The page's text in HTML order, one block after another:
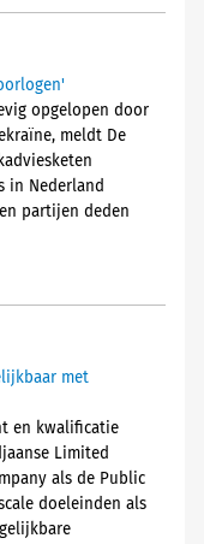
opgelopen door
meldt De
in Nederland
partijen deden
met
en kwalificatie
Limited
als de Public
doeleinden als